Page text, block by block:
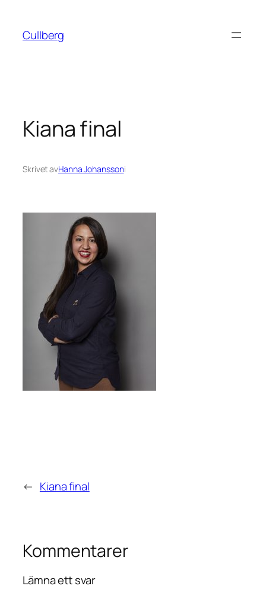
innehåll
Cullberg
Kiana final
Skrivet avHanna Johanssoni
← Kiana final
Kommentarer
Lämna ett svar